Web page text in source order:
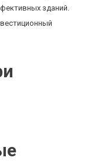
зданий.